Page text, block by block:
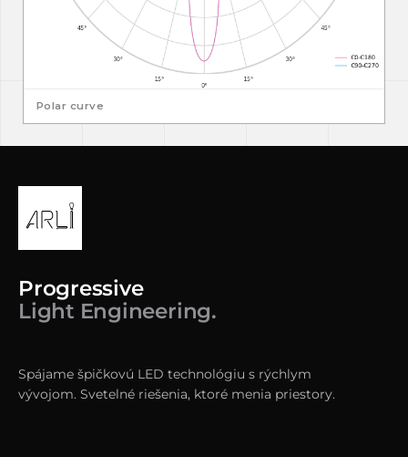
Polar curve
Progressive
Light Engineering.
Spájame špičkovú LED technológiu s rýchlym
vývojom. Svetelné riešenia, ktoré menia priestory.